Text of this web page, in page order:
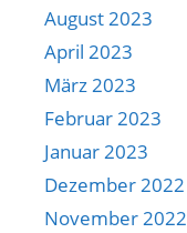
August 2023
April 2023
März 2023
Februar 2023
Januar 2023
Dezember 2022
November 2022